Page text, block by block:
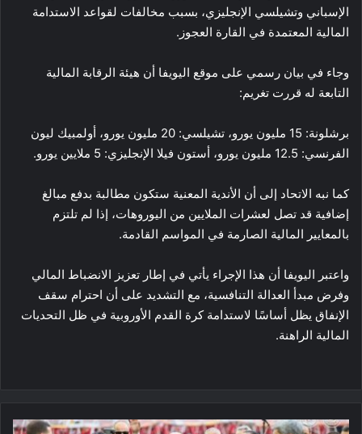
الإسباني وتشيلسي الإنجليزي، بسبب مخالفات لقواعد الاستدامة
المالية المعتمدة في القارة العجوز.
وجاء في بيان رسمي على موقع اليويفا أن هيئة الرقابة المالية
التابعة له قررت تغريم:
برشلونة: 15 مليون يورو، تشيلسي: 20 مليون يورو، أولمبيك ليون
الفرنسي: 12.5 مليون يورو، أستون فيلا الإنجليزي: 5 ملايين يورو.
كما نبه الاتحاد إلى أن الأندية المعنية ستكون مطالبة بدفع مبالغ
إضافية قد تصل لعشرات الملايين من اليوروهات، إذا لم تلتزم
بالمعايير المالية الصارمة في المواسم القادمة.
واعتبر اليويفا أن هذا الإجراء يأتي في إطار تعزيز الانضباط المالي
وفرض مبدأ العدالة التنافسية، مع التشديد على أن احترام سقف
الإنفاق يظل أساسًا لاستدامة كرة القدم الأوروبية في ظل التحديات
المالية الراهنة.
رئيس